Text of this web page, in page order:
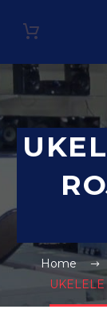
Home